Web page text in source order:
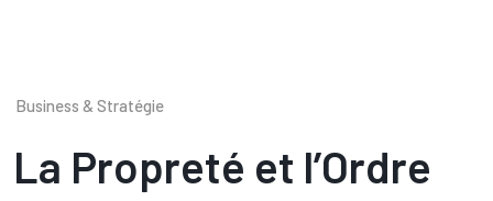
Business & Stratégie
La Propreté et l’Ordre